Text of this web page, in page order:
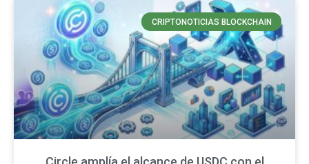
CRIPTONOTICIAS BLOCKCHAIN